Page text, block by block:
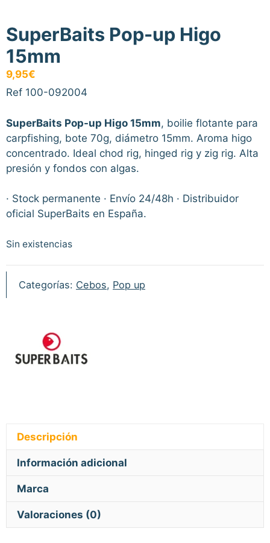
SuperBaits Pop-up Higo
15mm
9,95€
Ref 100-092004
SuperBaits Pop-up Higo 15mm, boilie flotante para
carpfishing, bote 70g, diámetro 15mm. Aroma higo
concentrado. Ideal chod rig, hinged rig y zig rig. Alta
presión y fondos con algas.
· Stock permanente · Envío 24/48h · Distribuidor
oficial SuperBaits en España.
Sin existencias
Categorías: Cebos, Pop up
Descripción
Información adicional
Marca
Valoraciones (0)